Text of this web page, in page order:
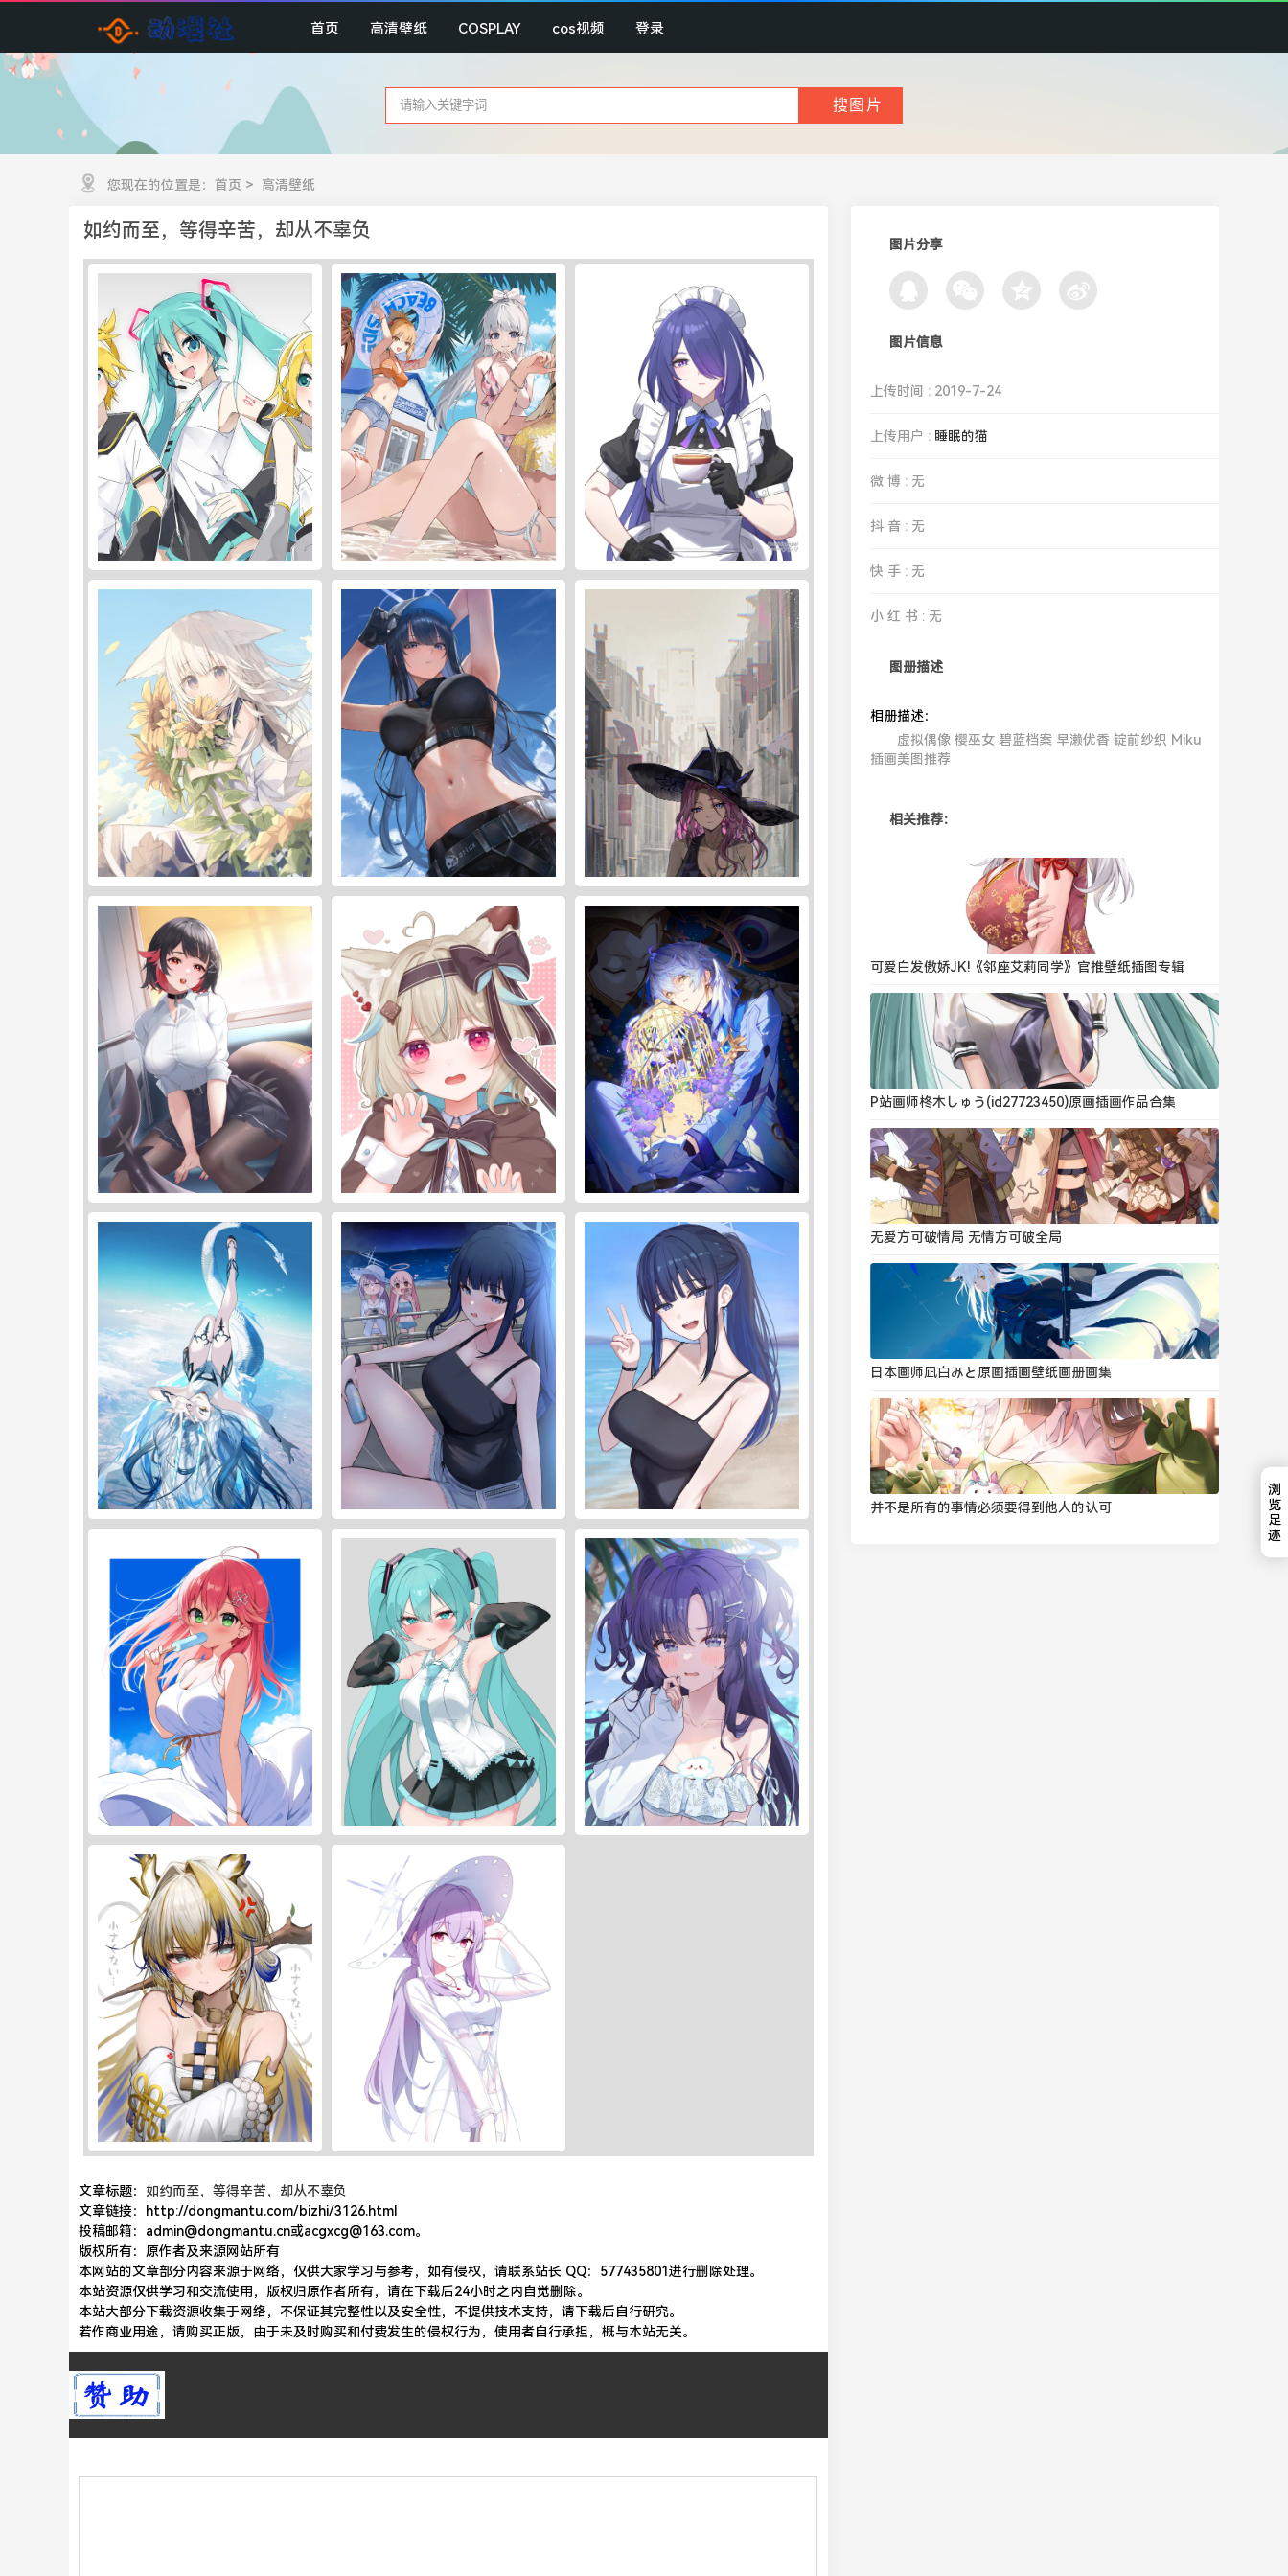
首页 高清壁纸 COSPLAY cos视频 登录
您现在的位置是： 首页 > 高清壁纸
如约而至，等得辛苦，却从不辜负
文章标题： 如约而至，等得辛苦，却从不辜负
文章链接：http://dongmantu.com/bizhi/3126.html
投稿邮箱：admin@dongmantu.cn或acgxcg@163.com。
版权所有：原作者及来源网站所有
本网站的文章部分内容来源于网络，仅供大家学习与参考，如有侵权，请联系站长 QQ：577435801进行删除处理。
本站资源仅供学习和交流使用，版权归原作者所有，请在下载后24小时之内自觉删除。
本站大部分下载资源收集于网络，不保证其完整性以及安全性，不提供技术支持，请下载后自行研究。
若作商业用途，请购买正版，由于未及时购买和付费发生的侵权行为，使用者自行承担，概与本站无关。
图片分享
图片信息
上传时间 : 2019-7-24
上传用户 : 睡眠的猫
微 博 : 无
抖 音 : 无
快 手 : 无
小 红 书 : 无
图册描述
相册描述：
虚拟偶像 樱巫女 碧蓝档案 早濑优香 锭前纱织 Miku
插画美图推荐
相关推荐：
可爱白发傲娇JK!《邻座艾莉同学》官推壁纸插图专辑
P站画师柊木しゅう(id27723450)原画插画作品合集
无爱方可破情局 无情方可破全局
日本画师凪白みと原画插画壁纸画册画集
并不是所有的事情必须要得到他人的认可
浏
览
足
迹